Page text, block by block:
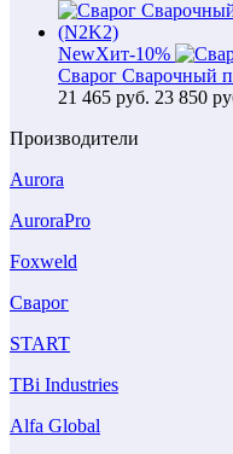
NewХит-10%
Сварог Сварочный
21 465 руб. 23 850
Производители
Aurora
AuroraPro
Foxweld
Сварог
START
TBi Industries
Alfa Global